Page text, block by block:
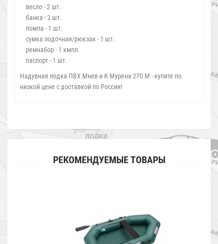
весло - 2 шт.
банка - 2 шт.
помпа - 1 шт.
сумка лодочная/рюкзак - 1 шт.
ремнабор - 1 кмпл.
паспорт - 1 шт.
Надувная лодка ПВХ Мнев и К Мурена 270 М - купите по
низкой цене с доставкой по России!
РЕКОМЕНДУЕМЫЕ ТОВАРЫ